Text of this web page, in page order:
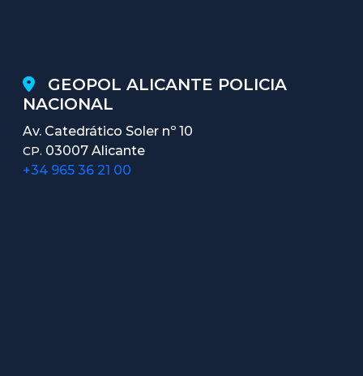
GEOPOL ALICANTE POLICIA
NACIONAL
Av. Catedrático Soler nº 10
CP. 03007 Alicante
+34 965 36 21 00